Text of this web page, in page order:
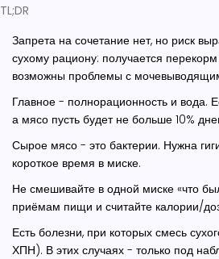
TL;DR
Запрета на сочетание нет, но риск
сухому рациону: получается
возможны проблемы с
Главное - полнорационность и вода.
а мясо пусть будет не больше 10%
Сырое мясо - это бактерии. Нужна
короткое время в миске.
Не смешивайте в одной миске «что
приёмам пищи и считайте калории/
Есть болезни, при которых смесь
ХПН). В этих случаях - только под